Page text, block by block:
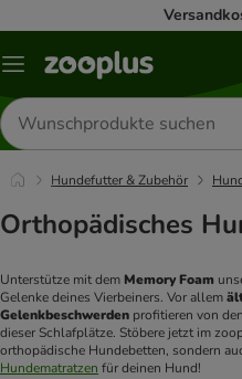
Menü
Produkte
suchen
Hundefutter & Zubehör
Orthopädisches
Unterstütze mit dem Memory Foam
Gelenke deines Vierbeiners. Vor allem
Gelenkbeschwerden profitieren von
dieser Schlafplätze. Stöbere jetzt im
orthopädische Hundebetten, sondern
Hundematratzen für deinen Hund!